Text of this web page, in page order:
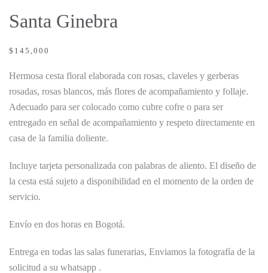
Santa Ginebra
$ 145,000
Hermosa cesta floral elaborada con rosas, claveles y gerberas
rosadas, rosas blancos, más flores de acompañamiento y follaje.
Adecuado para ser colocado como cubre cofre o para ser
entregado en señal de acompañamiento y respeto directamente en
casa de la familia doliente.
Incluye tarjeta personalizada con palabras de aliento. El diseño de
la cesta está sujeto a disponibilidad en el momento de la orden de
servicio.
Envío en dos horas en Bogotá.
Entrega en todas las salas funerarias, Enviamos la fotografía de la
solicitud a su whatsapp .